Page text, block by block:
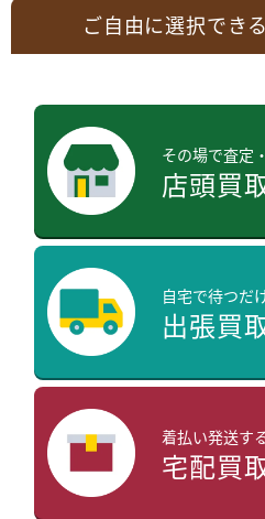
ご自由に選択できる
その場で査定
店頭買
自宅で待つだ
出張買
着払い発送す
宅配買